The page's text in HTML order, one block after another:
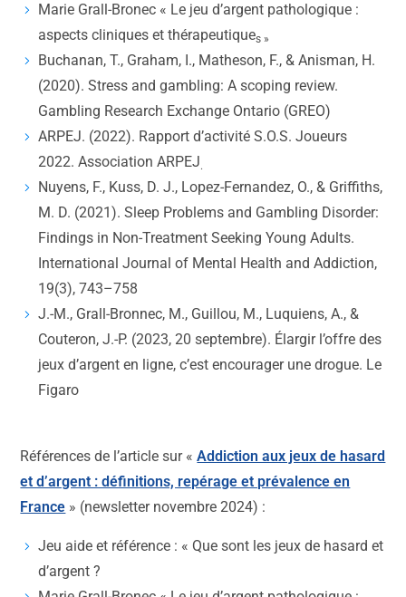
Marie Grall-Bronec « Le jeu d’argent pathologique :
aspects cliniques et thérapeutiques »
Buchanan, T., Graham, I., Matheson, F., & Anisman, H.
(2020). Stress and gambling: A scoping review.
Gambling Research Exchange Ontario (GREO)
ARPEJ. (2022). Rapport d’activité S.O.S. Joueurs
2022. Association ARPEJ.
Nuyens, F., Kuss, D. J., Lopez-Fernandez, O., & Griffiths,
M. D. (2021). Sleep Problems and Gambling Disorder:
Findings in Non-Treatment Seeking Young Adults.
International Journal of Mental Health and Addiction,
19(3), 743–758
J.-M., Grall-Bronnec, M., Guillou, M., Luquiens, A., &
Couteron, J.-P. (2023, 20 septembre). Élargir l’offre des
jeux d’argent en ligne, c’est encourager une drogue. Le
Figaro
Références de l’article sur «Addiction aux jeux de hasard
et d’argent : définitions, repérage et prévalence en
France » (newsletter novembre 2024) :
Jeu aide et référence : « Que sont les jeux de hasard et
d’argent ?